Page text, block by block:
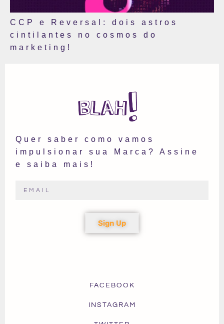
CCP e Reversal: dois astros
cintilantes no cosmos do
marketing!
Quer saber como vamos
impulsionar sua Marca? Assine
e saiba mais!
Sign Up
FACEBOOK
INSTAGRAM